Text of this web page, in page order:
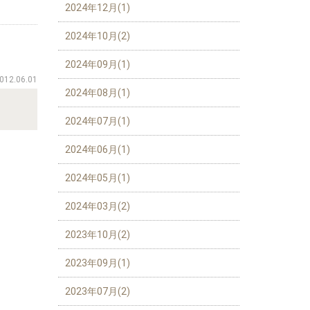
2024年12月(1)
2024年10月(2)
2024年09月(1)
2024年08月(1)
2024年07月(1)
2024年06月(1)
2024年05月(1)
2024年03月(2)
2023年10月(2)
2023年09月(1)
2023年07月(2)